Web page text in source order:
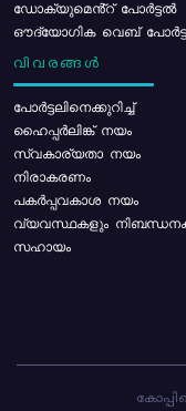
ഡോക്യുമെൻ്റ് പോർട്ടൽ
ഔദ്യോഗിക വെബ്
വിവരങ്ങൾ
പോര്‍ട്ടലിനെക്കുറിച്ച്
ഹൈപ്പർലിങ്ക് നയം
സ്വകാര്യതാ നയം
നിരാകരണം
പകർപ്പവകാശ നയം
വ്യവസ്ഥകളും
സഹായം